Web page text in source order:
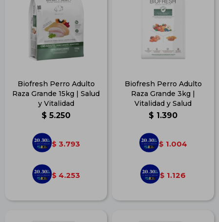
Biofresh Perro Adulto
Raza Grande 15kg | Salud
y Vitalidad
$ 5.250
$ 3.793
$ 4.253
Biofresh Perro Adulto
Raza Grande 3kg |
Vitalidad y Salud
$ 1.390
$ 1.004
$ 1.126